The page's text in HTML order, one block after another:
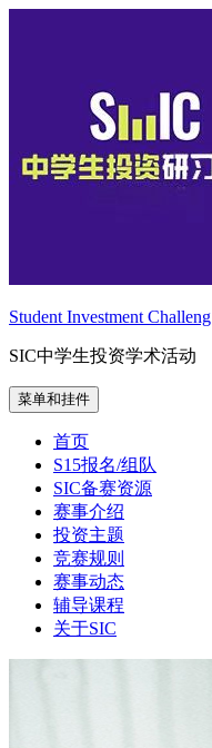
Student Investment Challeng
SIC中学生投资学术活动
菜单和挂件
首页
S15报名/组队
SIC备赛资源
赛事介绍
投资主题
竞赛规则
赛事动态
辅导课程
关于SIC